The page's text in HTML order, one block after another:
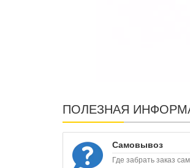
ПОЛЕЗНАЯ
Самовывоз
Где забрать заказ